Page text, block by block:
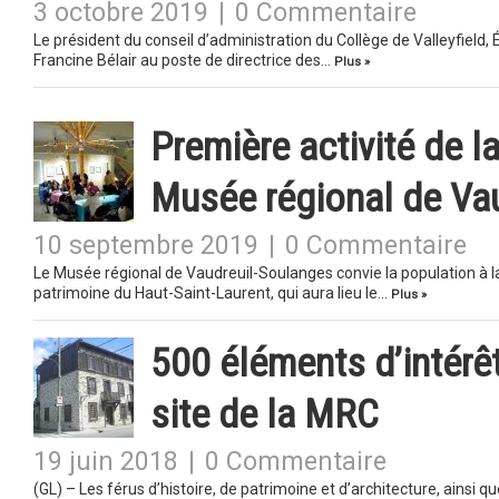
3 octobre 2019 0 Commentaire
Le président du conseil d’administration du Collège de
Francine Bélair au poste de directrice des…
Plus »
Première activité de
Musée régional de
10 septembre 2019 0 Commentaire
Le Musée régional de Vaudreuil-Soulanges convie la population
patrimoine du Haut-Saint-Laurent, qui aura lieu le…
Plus »
500 éléments
site de la MRC
19 juin 2018 0 Commentaire
(GL) – Les férus d’histoire, de patrimoine et d’architecture, ainsi